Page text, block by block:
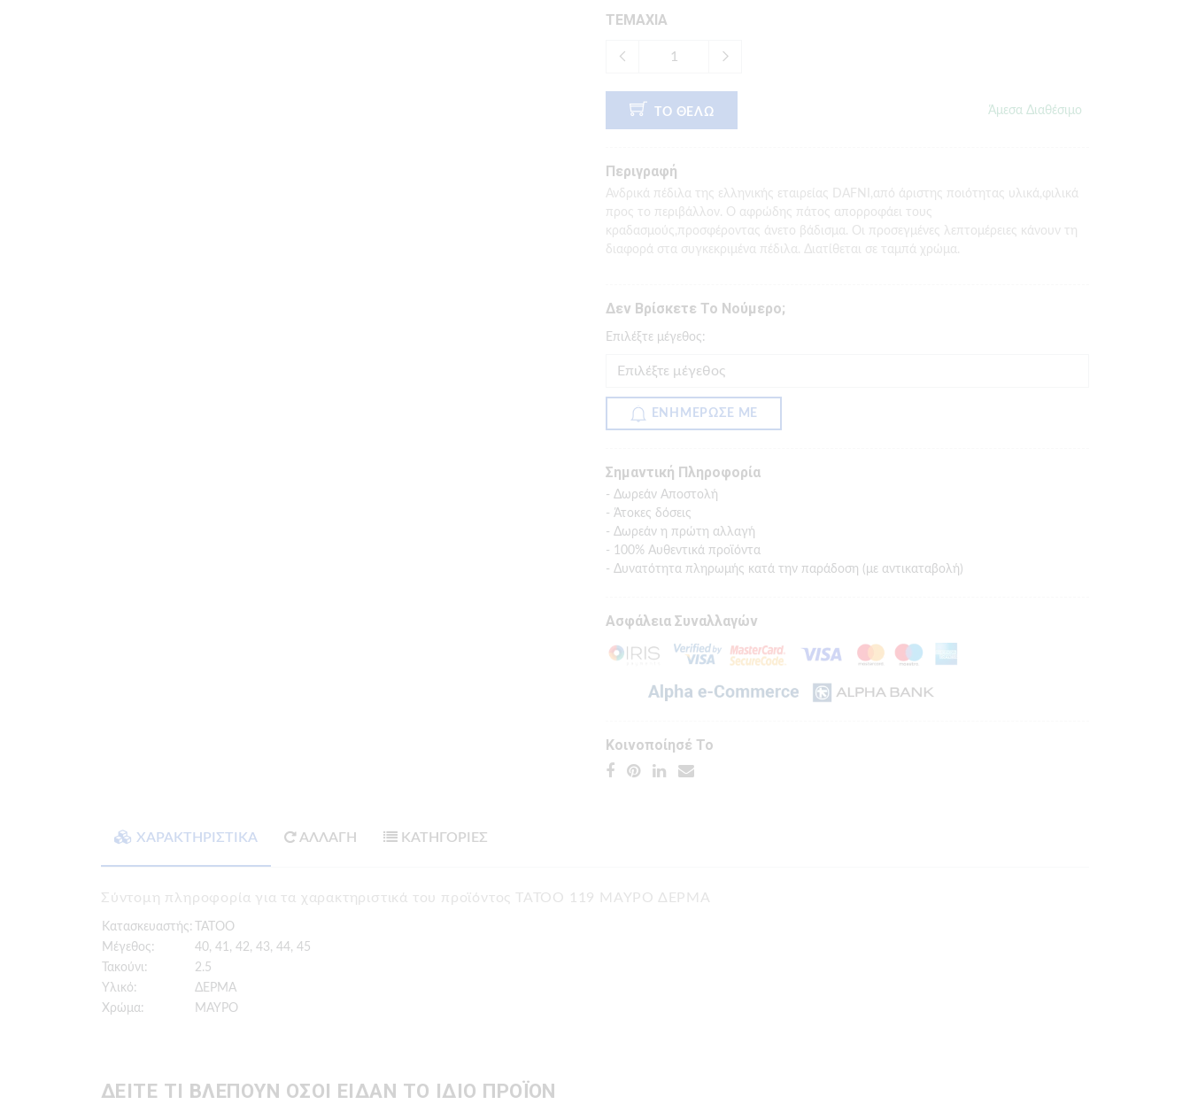
ΤΕΜΑΧΙΑ
ΤΟ ΘΕΛΩ Άμεσα Διαθέσιμο
Περιγραφή
Ανδρικά πέδιλα της ελληνικής εταιρείας DAFNI,από άριστης ποιότητας υλικά,φιλικά
προς το περιβάλλον. Ο αφρώδης πάτος απορροφάει τους
κραδασμούς,προσφέροντας άνετο βάδισμα. Οι προσεγμένες λεπτομέρειες κάνουν τη
διαφορά στα συγκεκριμένα πέδιλα. Διατίθεται σε ταμπά χρώμα.
Δεν Βρίσκετε Το Νούμερο;
Eπιλέξτε μέγεθος:
ΕΝΗΜΕΡΩΣΕ ΜΕ
Σημαντική Πληροφορία
- Δωρεάν Αποστολή
- Άτοκες δόσεις
- Δωρεάν η πρώτη αλλαγή
- 100% Αυθεντικά προϊόντα
- Δυνατότητα πληρωμής κατά την παράδοση (με αντικαταβολή)
Ασφάλεια Συναλλαγών
Κοινοποίησέ Το
ΧΑΡΑΚΤΗΡΙΣΤΙΚΑ ΑΛΛΑΓΗ ΚΑΤΗΓΟΡΙΕΣ
Σύντομη πληροφορία για τα χαρακτηριστικά του προϊόντος TATOO 119 ΜΑΥΡΟ ΔΕΡΜΑ
Κατασκευαστής:
TATOO
Μέγεθος:
40, 41, 42, 43, 44, 45
Τακούνι:
2.5
Υλικό:
ΔΕΡΜΑ
Χρώμα:
ΜΑΥΡΟ
ΔΕΙΤΕ ΤΙ ΒΛΕΠΟΥΝ ΟΣΟΙ ΕΙΔΑΝ ΤΟ ΙΔΙΟ ΠΡΟΪΟΝ